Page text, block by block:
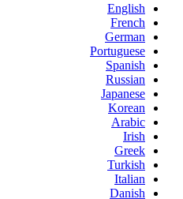
English
French
German
Portuguese
Spanish
Russian
Japanese
Korean
Arabic
Irish
Greek
Turkish
Italian
Danish